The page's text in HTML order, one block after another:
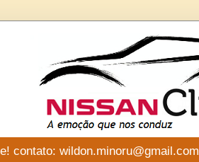
contato: wildon.minoru@gmail.com